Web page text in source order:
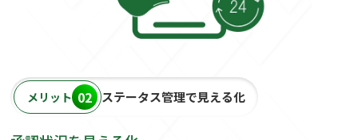
メリット 02 ステータス管理で見える化